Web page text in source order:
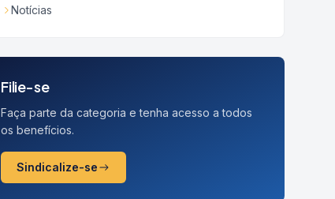
Notícias
Filie-se
Faça parte da categoria e tenha acesso a todos
os benefícios.
Sindicalize-se